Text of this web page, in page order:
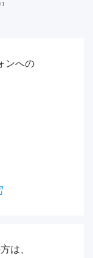
ンへの
は、